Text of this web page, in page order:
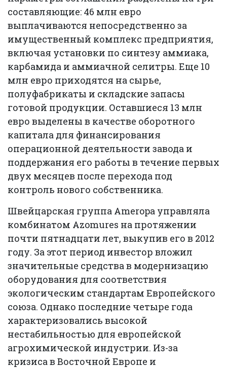
составляющие: 46 млн евро
выплачиваются непосредственно за
имущественный комплекс предприятия,
включая установки по синтезу аммиака,
карбамида и аммиачной селитры. Еще 10
млн евро приходятся на сырье,
полуфабрикаты и складские запасы
готовой продукции. Оставшиеся 13 млн
евро выделены в качестве оборотного
капитала для финансирования
операционной деятельности завода и
поддержания его работы в течение первых
двух месяцев после перехода под
контроль нового собственника.
Швейцарская группа Ameropa управляла
комбинатом Azomures на протяжении
почти пятнадцати лет, выкупив его в 2012
году. За этот период инвестор вложил
значительные средства в модернизацию
оборудования для соответствия
экологическим стандартам Европейского
союза. Однако последние четыре года
характеризовались высокой
нестабильностью для европейской
агрохимической индустрии. Из-за
кризиса в Восточной Европе и